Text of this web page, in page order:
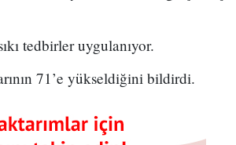
tedbirler uygulanıyor.
71’e yükseldiğini bildirdi.